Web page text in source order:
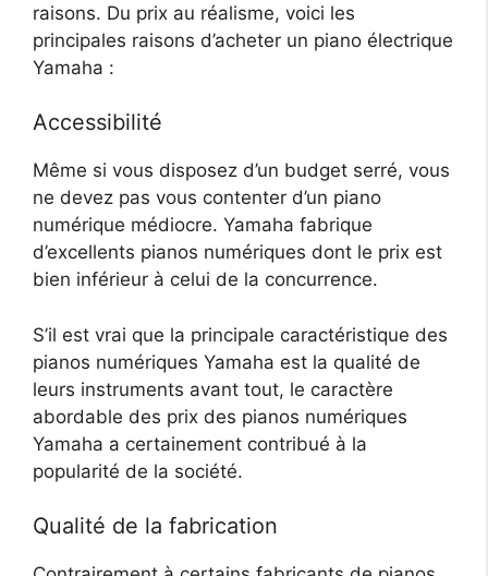
raisons. Du prix au réalisme, voici les
principales raisons d’acheter un piano électrique
Yamaha :
Accessibilité
Même si vous disposez d’un budget serré, vous
ne devez pas vous contenter d’un piano
numérique médiocre. Yamaha fabrique
d’excellents pianos numériques dont le prix est
bien inférieur à celui de la concurrence.
S’il est vrai que la principale caractéristique des
pianos numériques Yamaha est la qualité de
leurs instruments avant tout, le caractère
abordable des prix des pianos numériques
Yamaha a certainement contribué à la
popularité de la société.
Qualité de la fabrication